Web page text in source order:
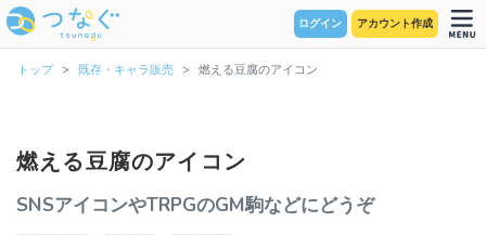
ログイン アカウント作成
トップ 既存・キャラ販売 燃える豆腐のアイコン
燃える豆腐のアイコン
SNSアイコンやTRPGのGM駒などにどうぞ